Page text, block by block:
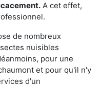
A cet effet,
de nombreux
nuisibles
pour une
et pour qu'il n'y
d'un